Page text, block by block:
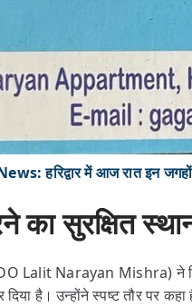
हरिद्वार में आज रात इन
का सुरक्षित
Lalit Narayan Mishra) ने
दिया है। उन्होंने स्पष्ट तौर पर